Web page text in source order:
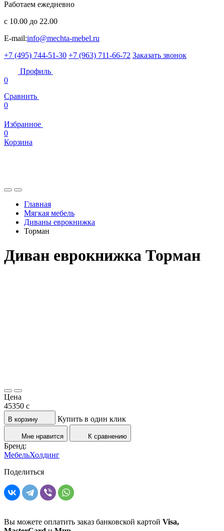
Работаем ежедневно
с 10.00 до 22.00
E-mail:info@mechta-mebel.ru
+7 (495) 744-51-30 +7 (963) 711-66-72 Заказать звонок
Профиль
0
Сравнить
0
Избранное
0
Корзина
Главная
Мягкая мебель
Диваны еврокнижка
Торман
Диван еврокнижка Торман
Цена
45350 c
В корзину Купить в один клик
Мне нравится К сравнению
Бренд:
МебельХолдинг
Поделиться
Вы можете оплатить заказ банковской картой Visa,